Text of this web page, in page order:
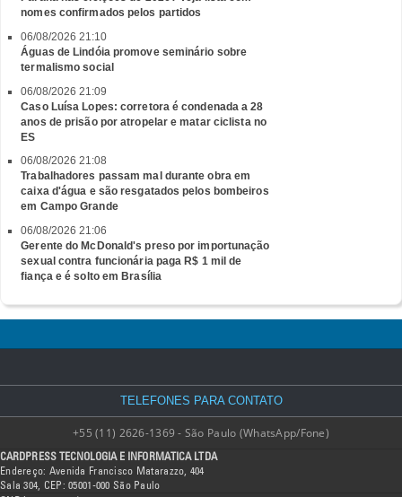
nomes confirmados pelos partidos
06/08/2026 21:10
Águas de Lindóia promove seminário sobre
termalismo social
06/08/2026 21:09
Caso Luísa Lopes: corretora é condenada a 28
anos de prisão por atropelar e matar ciclista no
ES
06/08/2026 21:08
Trabalhadores passam mal durante obra em
caixa d'água e são resgatados pelos bombeiros
em Campo Grande
06/08/2026 21:06
Gerente do McDonald's preso por importunação
sexual contra funcionária paga R$ 1 mil de
fiança e é solto em Brasília
TELEFONES PARA CONTATO
+55 (11) 2626-1369 - São Paulo (WhatsApp/Fone)
CARDPRESS TECNOLOGIA E INFORMATICA LTDA
Endereço: Avenida Francisco Matarazzo, 404
Sala 304, CEP: 05001-000 São Paulo